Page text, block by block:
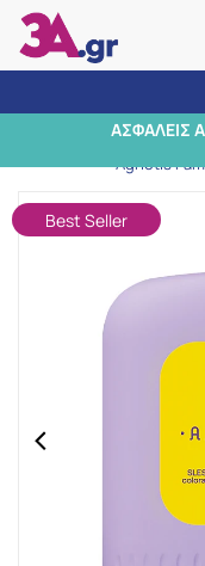
ΑΣΦΑΛΕΙΣ
Agnotis
Best Seller